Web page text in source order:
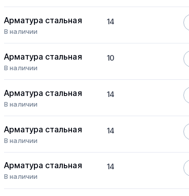
Арматура стальная
В наличии
14
Арматура стальная
В наличии
10
Арматура стальная
В наличии
14
Арматура стальная
В наличии
14
Арматура стальная
В наличии
14